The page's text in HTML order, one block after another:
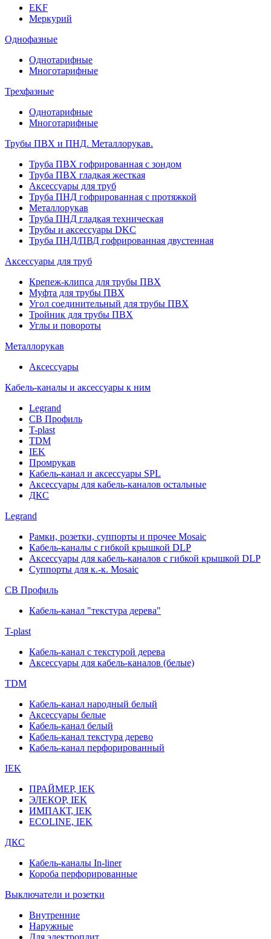
EKF
Меркурий
Однофазные
Однотарифные
Многотарифные
Трехфазные
Однотарифные
Многотарифные
Трубы ПВХ и ПНД. Металлорукав.
Труба ПВХ гофрированная с зондом
Труба ПВХ гладкая жесткая
Аксессуары для труб
Труба ПНД гофрированная с протяжкой
Металлорукав
Труба ПНД гладкая техническая
Трубы и аксессуары DKC
Труба ПНД/ПВД гофрированная двустенная
Аксессуары для труб
Крепеж-клипса для трубы ПВХ
Муфта для трубы ПВХ
Угол соединительный для трубы ПВХ
Тройник для трубы ПВХ
Углы и повороты
Металлорукав
Аксессуары
Кабель-каналы и аксессуары к ним
Legrand
СВ Профиль
T-plast
TDM
IEK
Промрукав
Кабель-канал и аксессуары SPL
Аксессуары для кабель-каналов остальные
ДКС
Legrand
Рамки, розетки, суппорты и прочее Mosaic
Кабель-каналы с гибкой крышкой DLP
Аксессуары для кабель-каналов с гибкой крышкой DLP
Суппорты для к.-к. Mosaic
СВ Профиль
Кабель-канал "текстура дерева"
T-plast
Кабель-канал с текстурой дерева
Аксессуары для кабель-каналов (белые)
TDM
Кабель-канал народный белый
Аксессуары белые
Кабель-канал белый
Кабель-канал текстура дерево
Кабель-канал перфорированный
IEK
ПРАЙМЕР, IEK
ЭЛЕКОР, IEK
ИМПАКТ, IEK
ECOLINE, IEK
ДКС
Кабель-каналы In-liner
Короба перфорированные
Выключатели и розетки
Внутренние
Наружные
Для электроплит